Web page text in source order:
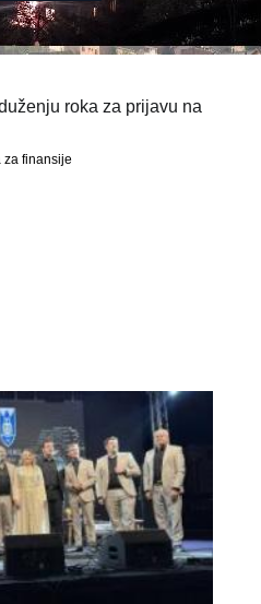
roka za prijavu na
za finansije